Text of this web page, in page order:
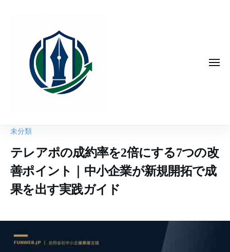
メ
未分類
テレアポの成約率を2倍にする7つの改
善ポイント｜中小企業が新規開拓で成
果を出す実践ガイド
0
2
y
h
0
件